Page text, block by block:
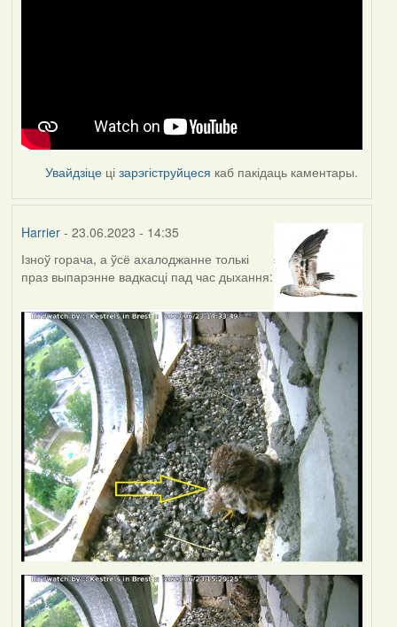
Увайдзіце цізарэгіструйцеся каб пакідаць каментары.
Harrier- 23.06.2023 - 14:35
Ізноў горача, а ўсё ахалоджанне толькі
праз выпарэнне вадкасці пад час дыхання: